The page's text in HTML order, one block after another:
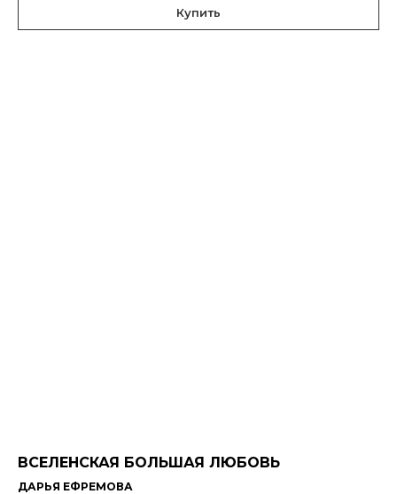
Купить
ВСЕЛЕНСКАЯ БОЛЬШАЯ ЛЮБОВЬ
ДАРЬЯ ЕФРЕМОВА